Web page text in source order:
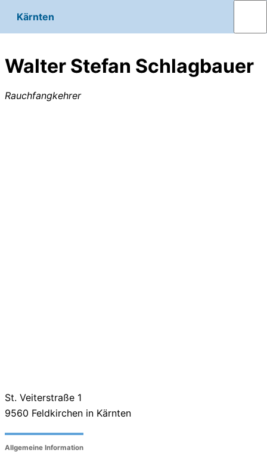
Kärnten
Walter Stefan Schlagbauer
Rauchfangkehrer
St. Veiterstraße 1
9560 Feldkirchen in Kärnten
Allgemeine Information